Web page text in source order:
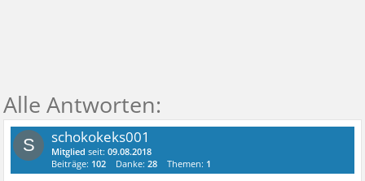
S schokokeks001
Mitglied seit:09.08.2018
Beiträge: 102 Danke:28 Themen: 1